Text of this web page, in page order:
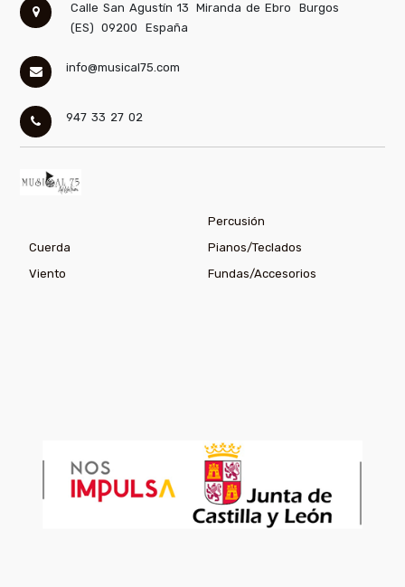
Calle San Agustín 13 Miranda de Ebro
Burgos
(ES)
09200 España
info@musical75.com
947 33 27 02
Percusión
Cuerda
Pianos/Teclados
Viento
Fundas/Accesorios